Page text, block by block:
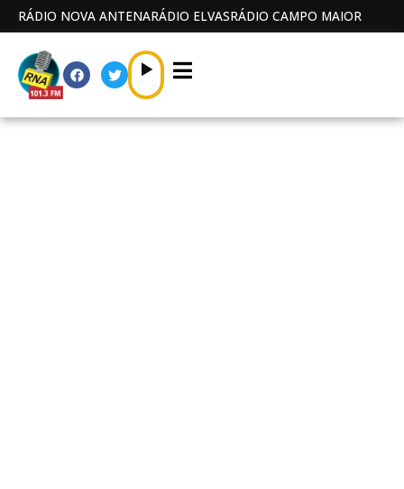
RÁDIO NOVA ANTENARÁDIO ELVASRÁDIO CAMPO MAIOR